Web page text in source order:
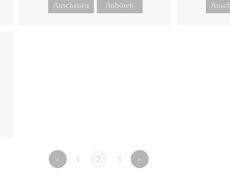
Anschauen Anhören
« 1 2 3 »